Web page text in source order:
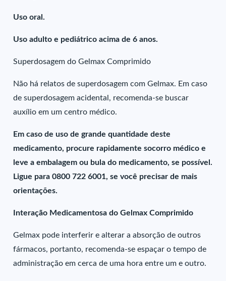
Uso oral.
Uso adulto e pediátrico acima de 6 anos.
Superdosagem do Gelmax Comprimido
Não há relatos de superdosagem com Gelmax. Em caso
de superdosagem acidental, recomenda-se buscar
auxílio em um centro médico.
Em caso de uso de grande quantidade deste
medicamento, procure rapidamente socorro médico e
leve a embalagem ou bula do medicamento, se possível.
Ligue para 0800 722 6001, se você precisar de mais
orientações.
Interação Medicamentosa do Gelmax Comprimido
Gelmax pode interferir e alterar a absorção de outros
fármacos, portanto, recomenda-se espaçar o tempo de
administração em cerca de uma hora entre um e outro.